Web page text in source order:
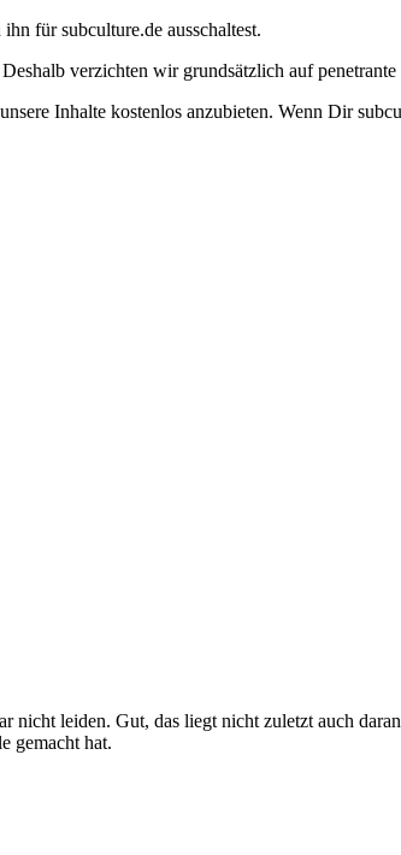
für subculture.de ausschaltest.
verzichten wir grundsätzlich auf
Inhalte kostenlos anzubieten. Wenn Dir
leiden. Gut, das liegt nicht zuletzt auch
gemacht hat.